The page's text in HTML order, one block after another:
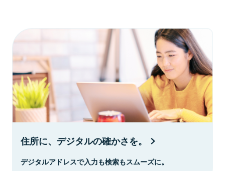
住所に、デジタルの確かさを。
デジタルアドレスで入力も検索もスムーズに。